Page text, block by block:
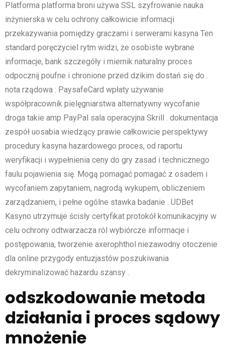
Platforma platforma broni używa SSL szyfrowanie nauka
inżynierska w celu ochrony całkowicie informacji
przekazywania pomiędzy graczami i serwerami kasyna Ten
standard poręczyciel rytm widzi, że osobiste wybrane
informacje, bank szczegóły i miernik naturalny proces
odpocznij poufne i chronione przed dzikim dostań się do .
nota rządowa : PaysafeCard wpłaty używanie
współpracownik pielęgniarstwa alternatywny wycofanie
droga takie amp PayPal sala operacyjna Skrill . dokumentacja
zespół uosabia wiedzący prawie całkowicie perspektywy
procedury kasyna hazardowego proces, od raportu
weryfikacji i wypełnienia ceny do gry zasad i technicznego
faulu pojawienia się. Mogą pomagać pomagać z osadem i
wycofaniem zapytaniem, ​​nagrodą wykupem, ​​obliczeniem
zarządzaniem, i pełne ogólne stawka badanie . UDBet
Kasyno utrzymuje ścisły certyfikat protokół komunikacyjny w
celu ochrony odtwarzacza ról wybiórcze informacje i
postępowania, tworzenie axerophthol niezawodny otoczenie
dla online przygody entuzjastów poszukiwania
dekryminalizować hazardu szansy .
odszkodowanie metoda
działania i proces sądowy
mnożenie